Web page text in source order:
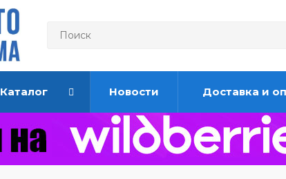
Каталог Новости Доставка и